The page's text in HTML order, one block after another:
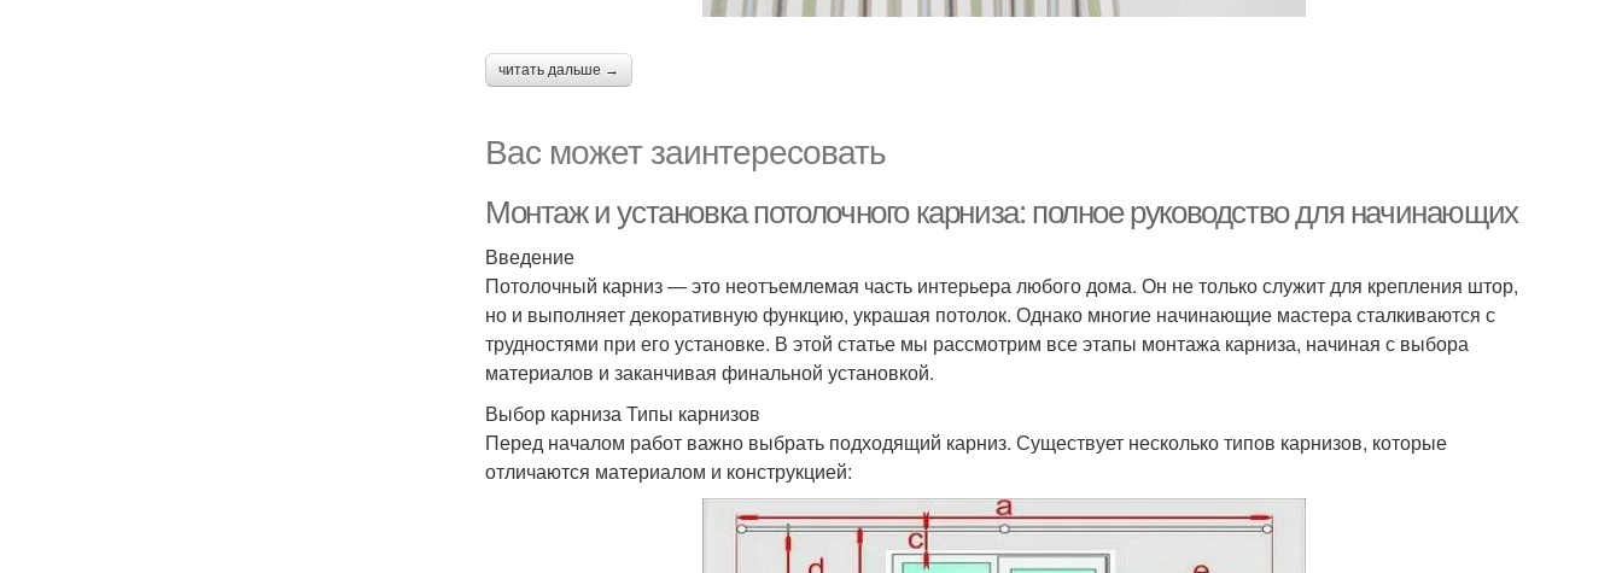
читать дальше →
Вас может заинтересовать
Монтаж и установка потолочного карниза: полное руководство для начинающих
Введение
Потолочный карниз — это неотъемлемая часть интерьера любого дома. Он не только служит для крепления штор,
но и выполняет декоративную функцию, украшая потолок. Однако многие начинающие мастера сталкиваются с
трудностями при его установке. В этой статье мы рассмотрим все этапы монтажа карниза, начиная с выбора
материалов и заканчивая финальной установкой.
Выбор карниза Типы карнизов
Перед началом работ важно выбрать подходящий карниз. Существует несколько типов карнизов, которые
отличаются материалом и конструкцией: